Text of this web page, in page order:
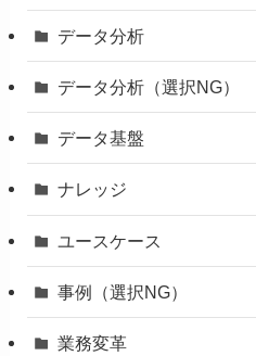
データ分析
データ分析（選択NG）
データ基盤
ナレッジ
ユースケース
事例（選択NG）
業務変革